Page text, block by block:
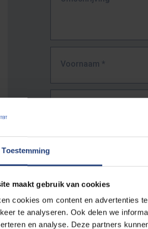
Toestemming
maakt gebruik van cookies
cookies om content en advertenties
te analyseren. Ook delen we
en analyse. Deze partners
Voornaam *
URL*
De volledige URL van de pagina
Bv. https://www.vub.be/nl/